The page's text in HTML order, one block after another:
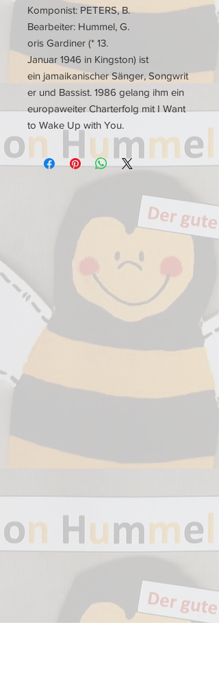
Komponist: PETERS, B.
Bearbeiter: Hummel, G.
oris Gardiner (* 13.
Januar 1946 in Kingston) ist
ein jamaikanischer Sänger, Songwrit
er und Bassist. 1986 gelang ihm ein
europaweiter Charterfolg mit I Want
to Wake Up with You.